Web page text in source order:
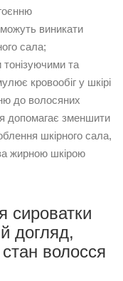
виникати
сала;
тонізуючими та
кровообіг у шкірі
до волосяних
допомагає зменшити
шкірного сала,
жирною шкірою
сироватки
догляд,
волосся